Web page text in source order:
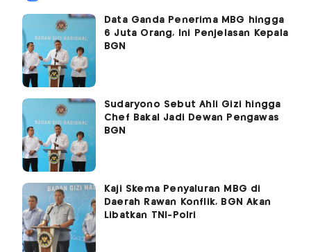
Data Ganda Penerima MBG hingga
6 Juta Orang, Ini Penjelasan Kepala
BGN
Sudaryono Sebut Ahli Gizi hingga
Chef Bakal Jadi Dewan Pengawas
BGN
Kaji Skema Penyaluran MBG di
Daerah Rawan Konflik, BGN Akan
Libatkan TNI-Polri